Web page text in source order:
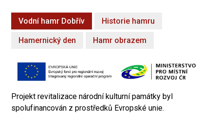
Vodní hamr Dobřív Historie hamru
Hamernický den Hamr obrazem
Projekt revitalizace národní kulturní památky byl
spolufinancován z prostředků Evropské unie.